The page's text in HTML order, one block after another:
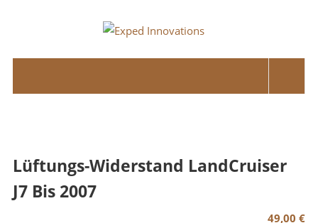
Exped
Adventure
Lüftungs-Widerstand LandCruiser
J7 Bis 2007
49,00€